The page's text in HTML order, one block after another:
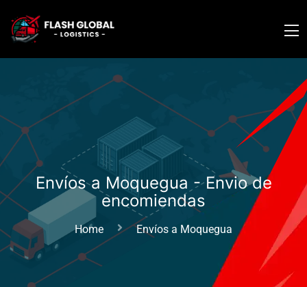
Envíos a Moquegua - Envio de
encomiendas
Home Envíos a Moquegua